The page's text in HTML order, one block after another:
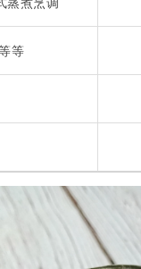
等